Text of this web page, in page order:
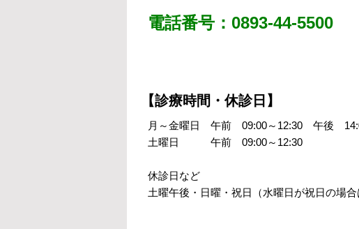
電話番号：0893-44-5500
【診療時間・休診日】
月～金曜日 午前 09:00～12:30 午後
土曜日 午前 09:00～12:30
休診日など
土曜午後・日曜・祝日（水曜日が祝日の場合